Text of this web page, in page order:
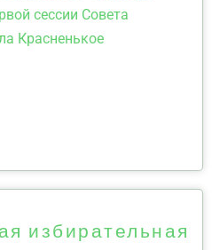
сессии Совета
Красненькое
избирательная